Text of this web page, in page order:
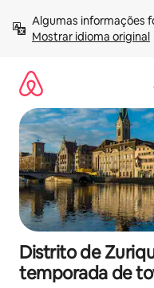
para
Mostrar idioma original
Distrito de
temporada de